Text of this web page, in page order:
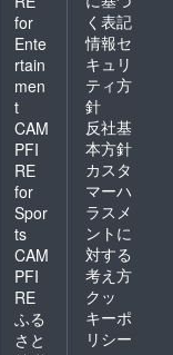
for
Ente
rtain
men
t
CAM
PFI
RE
for
Spor
ts
CAM
PFI
RE
ふる
さと
く表記
情報セ
キュリ
ティ方
針
反社基
本方針
カスタ
マーハ
ラスメ
ントに
対する
考え方
クッ
キーポ
リシー